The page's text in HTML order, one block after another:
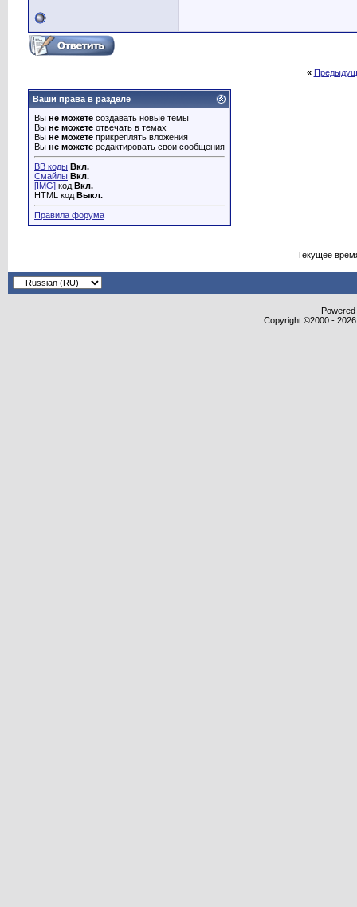
«
Ваши права в разделе
Вы не можете создавать новые темы
Вы не можете отвечать в темах
Вы не можете прикреплять вложения
Вы не можете редактировать свои сообщения
BB коды Вкл.
Смайлы Вкл.
[IMG] код Вкл.
HTML код Выкл.
Правила форума
Текущее
Copyright ©2000 -